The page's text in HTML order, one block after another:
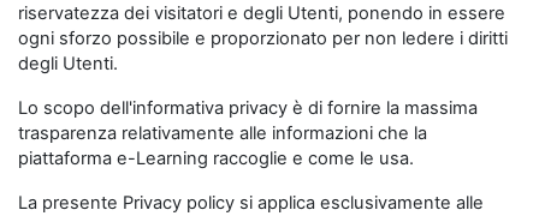
riservatezza dei visitatori e degli Utenti, ponendo in essere
ogni sforzo possibile e proporzionato per non ledere i diritti
degli Utenti.
Lo scopo dell'informativa privacy è di fornire la massima
trasparenza relativamente alle informazioni che la
piattaforma e-Learning raccoglie e come le usa.
La presente Privacy policy si applica esclusivamente alle